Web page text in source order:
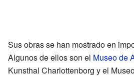
Sus obras se han mostrado en
Algunos de ellos son el Museo de
Kunsthal Charlottenborg y el